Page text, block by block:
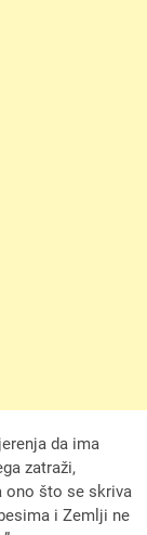
da ima
zatraži,
ono što se skriva
i Zemlji ne